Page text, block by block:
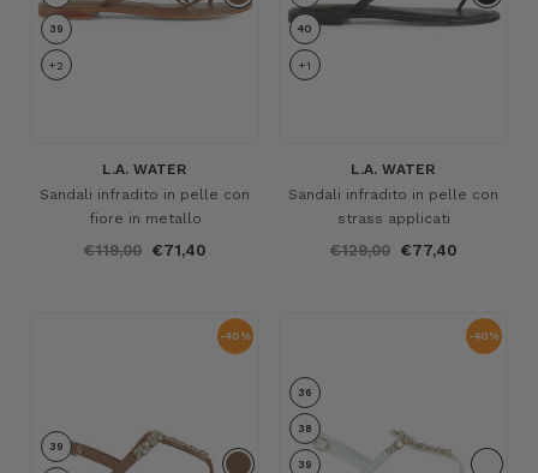
39
+2
L.A. WATER
Sandali infradito in pelle con
fiore in metallo
€119,00 €71,40
40
+1
L.A. WATER
Sandali infradito in pelle con
strass applicati
€129,00 €77,40
-40%
39
-40%
36
38
39